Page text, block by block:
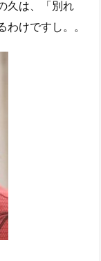
久は、「別れ
けですし。。